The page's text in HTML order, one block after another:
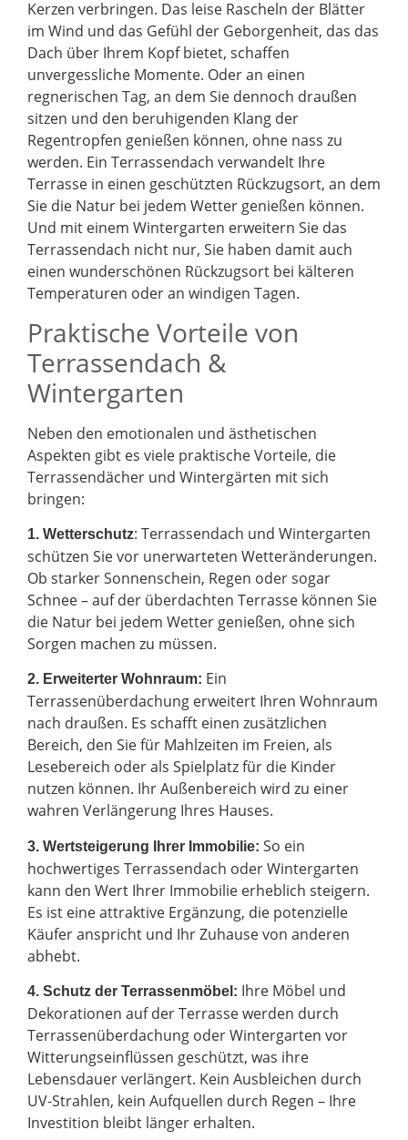
Kerzen verbringen. Das leise Rascheln der Blätter
im Wind und das Gefühl der Geborgenheit, das das
Dach über Ihrem Kopf bietet, schaffen
unvergessliche Momente. Oder an einen
regnerischen Tag, an dem Sie dennoch draußen
sitzen und den beruhigenden Klang der
Regentropfen genießen können, ohne nass zu
werden. Ein Terrassendach verwandelt Ihre
Terrasse in einen geschützten Rückzugsort, an dem
Sie die Natur bei jedem Wetter genießen können.
Und mit einem Wintergarten erweitern Sie das
Terrassendach nicht nur, Sie haben damit auch
einen wunderschönen Rückzugsort bei kälteren
Temperaturen oder an windigen Tagen.
Praktische Vorteile von
Terrassendach &
Wintergarten
Neben den emotionalen und ästhetischen
Aspekten gibt es viele praktische Vorteile, die
Terrassendächer und Wintergärten mit sich
bringen:
1. Wetterschutz: Terrassendach und Wintergarten
schützen Sie vor unerwarteten Wetteränderungen.
Ob starker Sonnenschein, Regen oder sogar
Schnee – auf der überdachten Terrasse können Sie
die Natur bei jedem Wetter genießen, ohne sich
Sorgen machen zu müssen.
2. Erweiterter Wohnraum: Ein
Terrassenüberdachung erweitert Ihren Wohnraum
nach draußen. Es schafft einen zusätzlichen
Bereich, den Sie für Mahlzeiten im Freien, als
Lesebereich oder als Spielplatz für die Kinder
nutzen können. Ihr Außenbereich wird zu einer
wahren Verlängerung Ihres Hauses.
3. Wertsteigerung Ihrer Immobilie: So ein
hochwertiges Terrassendach oder Wintergarten
kann den Wert Ihrer Immobilie erheblich steigern.
Es ist eine attraktive Ergänzung, die potenzielle
Käufer anspricht und Ihr Zuhause von anderen
abhebt.
4. Schutz der Terrassenmöbel: Ihre Möbel und
Dekorationen auf der Terrasse werden durch
Terrassenüberdachung oder Wintergarten vor
Witterungseinflüssen geschützt, was ihre
Lebensdauer verlängert. Kein Ausbleichen durch
UV-Strahlen, kein Aufquellen durch Regen – Ihre
Investition bleibt länger erhalten.